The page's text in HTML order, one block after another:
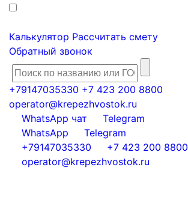
Калькулятор Рассчитать смету
Обратный звонок
+79147035330 +7 423 200 8800
operator@krepezhvostok.ru
WhatsApp чат
Telegram
WhatsApp
Telegram
+79147035330
+7 423 200 8800
operator@krepezhvostok.ru